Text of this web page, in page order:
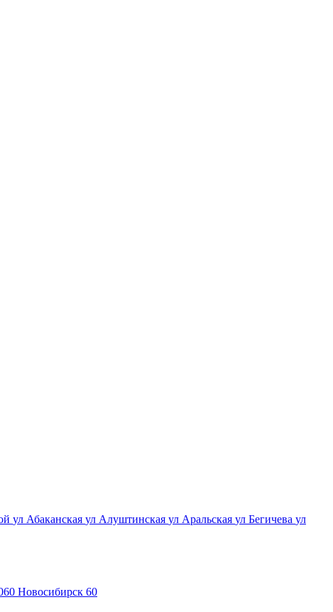
ул Абаканская ул Алуштинская ул Аральская ул Бегичева ул
Новосибирск 60